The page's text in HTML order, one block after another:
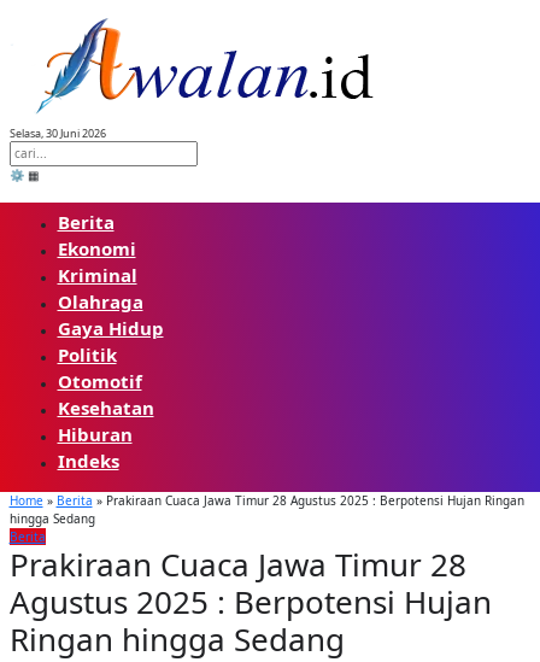
Selasa, 30 Juni 2026
⚙️ ▦
Berita
Ekonomi
Kriminal
Olahraga
Gaya Hidup
Politik
Otomotif
Kesehatan
Hiburan
Indeks
Home» Berita » Prakiraan Cuaca Jawa Timur 28 Agustus 2025 : Berpotensi Hujan Ringan
hingga Sedang
Berita
Prakiraan Cuaca Jawa Timur 28
Agustus 2025 : Berpotensi Hujan
Ringan hingga Sedang